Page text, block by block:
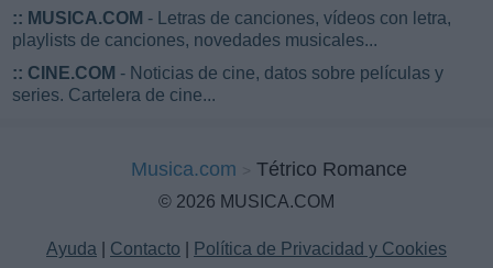
:: MUSICA.COM - Letras de canciones, vídeos con letra,
playlists de canciones, novedades musicales...
:: CINE.COM - Noticias de cine, datos sobre películas y
series. Cartelera de cine...
Musica.com Tétrico Romance
© 2026 MUSICA.COM
Ayuda Contacto
Política de Privacidad y Cookies